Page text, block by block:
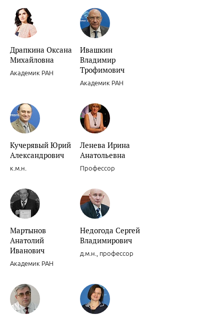
Драпкина Оксана
Михайловна
Академик РАН
Ивашкин
Владимир
Трофимович
Академик РАН
Кучерявый Юрий
Александрович
к.м.н.
Ленева Ирина
Анатольевна
Профессор
Мартынов
Анатолий
Иванович
Академик РАН
Недогода Сергей
Владимирович
д.м.н., профессор